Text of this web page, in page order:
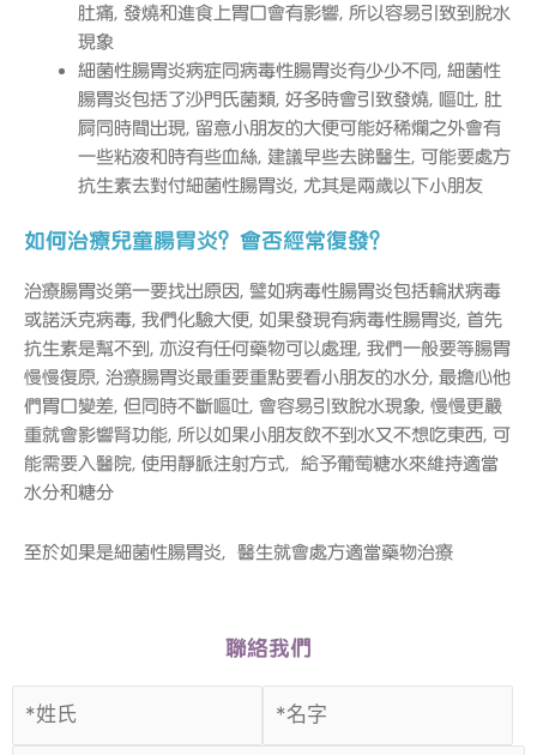
肚痛, 發燒和進食上胃口會有影響, 所以容易引致到脫水
現象
細菌性腸胃炎病症同病毒性腸胃炎有少少不同, 細菌性
腸胃炎包括了沙門氏菌類, 好多時會引致發燒, 嘔吐, 肚
屙同時間出現, 留意小朋友的大便可能好稀爛之外會有
一些粘液和時有些血絲, 建議早些去睇醫生, 可能要處方
抗生素去對付細菌性腸胃炎, 尤其是兩歲以下小朋友
如何治療兒童腸胃炎？會否經常復發？
治療腸胃炎第一要找出原因, 譬如病毒性腸胃炎包括輪狀病毒
或諾沃克病毒, 我們化驗大便, 如果發現有病毒性腸胃炎, 首先
抗生素是幫不到, 亦沒有任何藥物可以處理, 我們一般要等腸胃
慢慢復原, 治療腸胃炎最重要重點要看小朋友的水分, 最擔心他
們胃口變差, 但同時不斷嘔吐, 會容易引致脫水現象, 慢慢更嚴
重就會影響腎功能, 所以如果小朋友飲不到水又不想吃東西, 可
能需要入醫院, 使用靜脈注射方式, 給予葡萄糖水來維持適當
水分和糖分
至於如果是細菌性腸胃炎, 醫生就會處方適當藥物治療
聯絡我們